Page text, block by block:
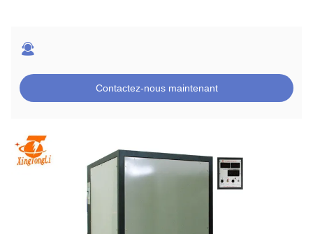
Contactez-nous maintenant